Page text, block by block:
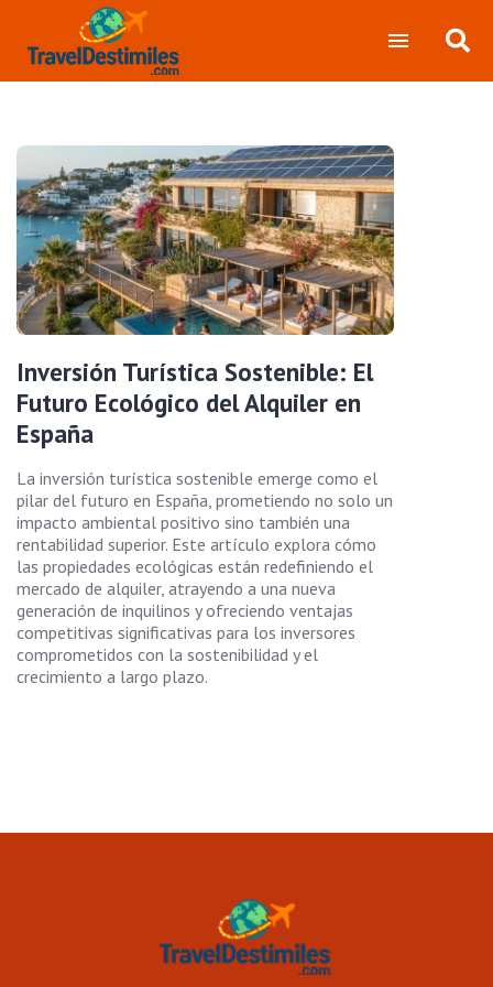
Inversión Turística Sostenible: El
Futuro Ecológico del Alquiler en
España
La inversión turística sostenible emerge como el
pilar del futuro en España, prometiendo no solo un
impacto ambiental positivo sino también una
rentabilidad superior. Este artículo explora cómo
las propiedades ecológicas están redefiniendo el
mercado de alquiler, atrayendo a una nueva
generación de inquilinos y ofreciendo ventajas
competitivas significativas para los inversores
comprometidos con la sostenibilidad y el
crecimiento a largo plazo.